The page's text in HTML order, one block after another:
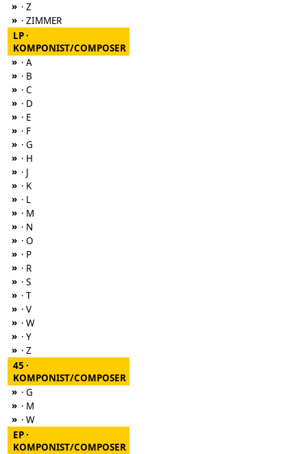
» · Z
» · ZIMMER
LP ·
KOMPONIST/COMPOSER
» · A
» · B
» · C
» · D
» · E
» · F
» · G
» · H
» · J
» · K
» · L
» · M
» · N
» · O
» · P
» · R
» · S
» · T
» · V
» · W
» · Y
» · Z
45 ·
KOMPONIST/COMPOSER
» · G
» · M
» · W
EP ·
KOMPONIST/COMPOSER